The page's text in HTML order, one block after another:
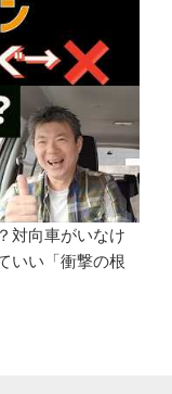
対向車がいなけ
いい「衝撃の根